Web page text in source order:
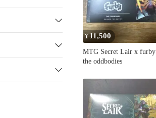
¥11,500
MTG Secret Lair x furby
the oddbodies